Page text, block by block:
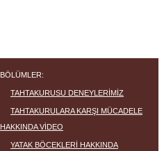
BÖLÜMLER:
TAHTAKURUSU DENEYLERIMIZ
TAHTAKURULARA KARŞI MÜCADELE
HAKKINDA VIDEO
YATAK BÖCEKLERI HAKKINDA